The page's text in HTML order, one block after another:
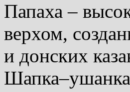
Папаха –
верхом,
и донских